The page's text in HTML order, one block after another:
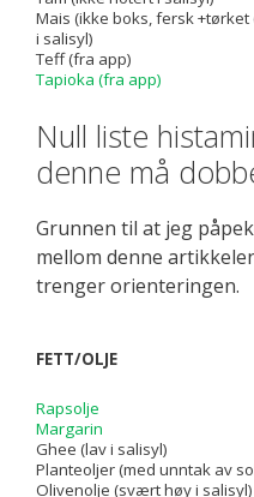
Mais (ikke boks, fersk
i salisyl)
Teff (fra app)
Tapioka (fra app)
Null liste
denne må
Grunnen til at jeg
mellom denne
trenger orienteringen.
FETT/OLJE
Rapsolje
Margarin
Ghee (lav i salisyl)
Planteoljer (med unntak av
Olivenolje (svært høy i salisyl)